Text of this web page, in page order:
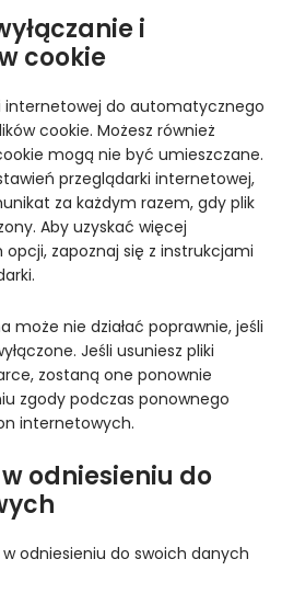
i
cookie
internetowej do automatycznego
cookie. Możesz również
mogą nie być umieszczane.
przeglądarki internetowej,
za każdym razem, gdy plik
Aby uzyskać więcej
zapoznaj się z instrukcjami
może nie działać poprawnie, jeśli
Jeśli usuniesz pliki
zostaną one ponownie
zgody podczas ponownego
internetowych.
odniesieniu do
odniesieniu do swoich danych